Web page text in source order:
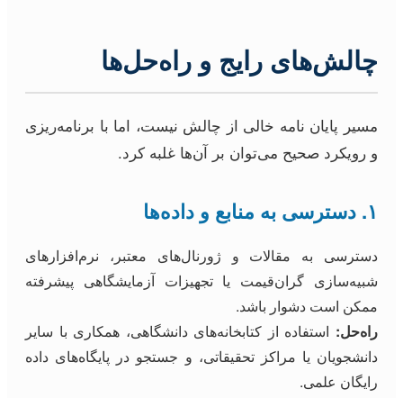
چالش‌های رایج و راه‌حل‌ها
مسیر پایان نامه خالی از چالش نیست، اما با برنامه‌ریزی
و رویکرد صحیح می‌توان بر آن‌ها غلبه کرد.
۱. دسترسی به منابع و داده‌ها
دسترسی به مقالات و ژورنال‌های معتبر، نرم‌افزارهای
شبیه‌سازی گران‌قیمت یا تجهیزات آزمایشگاهی پیشرفته
ممکن است دشوار باشد.
راه‌حل: استفاده از کتابخانه‌های دانشگاهی، همکاری با سایر
دانشجویان یا مراکز تحقیقاتی، و جستجو در پایگاه‌های داده
رایگان علمی.